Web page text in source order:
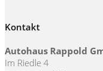
Kontakt
Autohaus Rappold
Im Riedle 4